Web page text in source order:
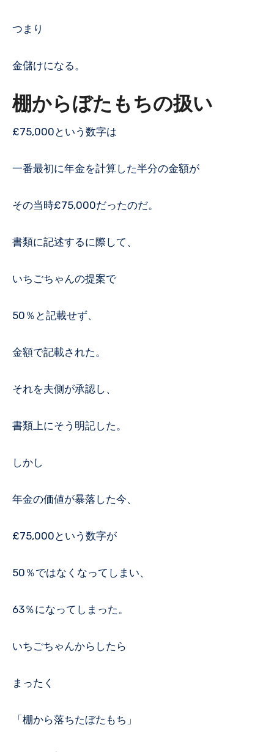
つまり
金儲けになる。
棚からぼたもちの扱い
£75,000という数字は
一番最初に年金を計算した半分の金額が
その当時£75,000だったのだ。
書類に記述するに際して、
いちごちゃんの提案で
50％と記載せず、
金額で記載された。
それを夫側が承認し、
書類上にそう明記した。
しかし
年金の価値が暴落した今、
£75,000という数字が
50％ではなくなってしまい、
63％になってしまった。
いちごちゃんからしたら
まったく
「棚から落ちたぼたもち」